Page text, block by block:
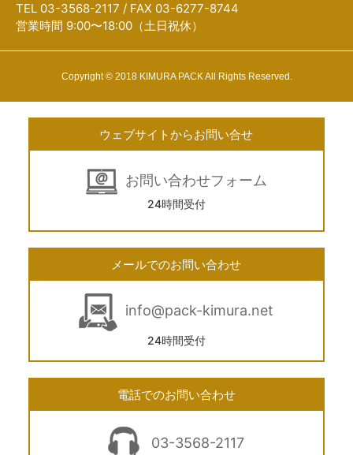
TEL 03-3568-2117 / FAX 03-6277-8744
営業時間 9:00〜18:00（土日祝休）
Copyright © 2018 KIMURA PACK All Rights Reserved.
ウェブサイトからお問い合せ
お問い合わせフォーム
24時間受付
メールでのお問い合わせ
info@pack-kimura.net
24時間受付
電話でのお問い合わせ
03-3568-2117